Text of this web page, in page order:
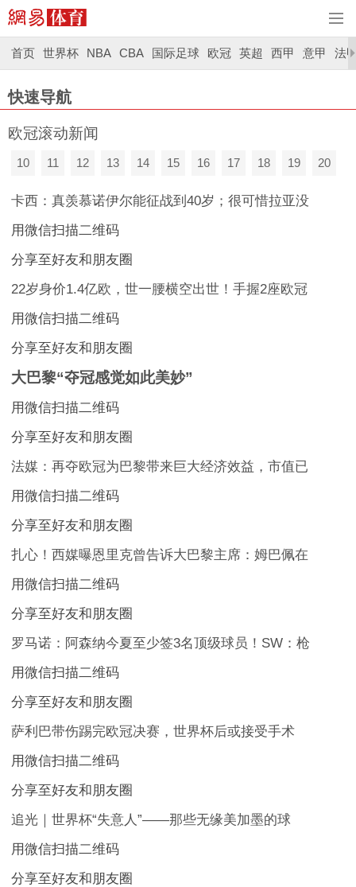
首页 世界杯 NBA CBA 国际足球 欧冠 英超 西甲 意甲 法
快速导航
欧冠滚动新闻
10 11 12 13 14 15 16 17 18 19 20
卡西：真羡慕诺伊尔能征战到40岁；很可惜拉亚没
用微信扫描二维码
分享至好友和朋友圈
22岁身价1.4亿欧，世一腰横空出世！手握2座欧冠
用微信扫描二维码
分享至好友和朋友圈
大巴黎“夺冠感觉如此美妙”
用微信扫描二维码
分享至好友和朋友圈
法媒：再夺欧冠为巴黎带来巨大经济效益，市值已
用微信扫描二维码
分享至好友和朋友圈
扎心！西媒曝恩里克曾告诉大巴黎主席：姆巴佩在
用微信扫描二维码
分享至好友和朋友圈
罗马诺：阿森纳今夏至少签3名顶级球员！SW：枪
用微信扫描二维码
分享至好友和朋友圈
萨利巴带伤踢完欧冠决赛，世界杯后或接受手术
用微信扫描二维码
分享至好友和朋友圈
追光｜世界杯“失意人”——那些无缘美加墨的球
用微信扫描二维码
分享至好友和朋友圈